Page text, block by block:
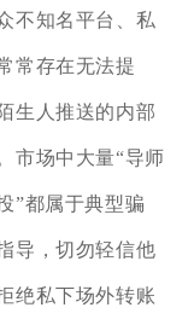
不知名平台、私
常存在无法提
生人推送的内部
市场中大量“导师
”都属于典型骗
导，切勿轻信他
绝私下场外转账